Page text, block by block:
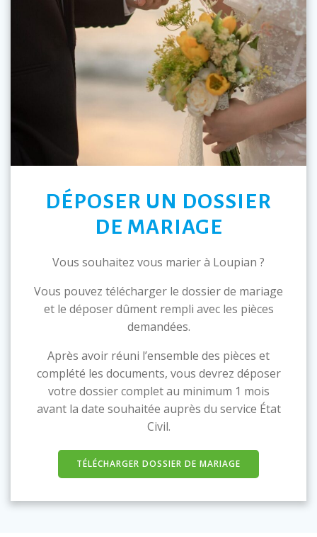
DÉPOSER UN DOSSIER
DE MARIAGE
Vous souhaitez vous marier à Loupian ?
Vous pouvez télécharger le dossier de mariage
et le déposer dûment rempli avec les pièces
demandées.
Après avoir réuni l’ensemble des pièces et
complété les documents, vous devrez déposer
votre dossier complet au minimum 1 mois
avant la date souhaitée auprès du service État
Civil.
TÉLÉCHARGER DOSSIER DE MARIAGE